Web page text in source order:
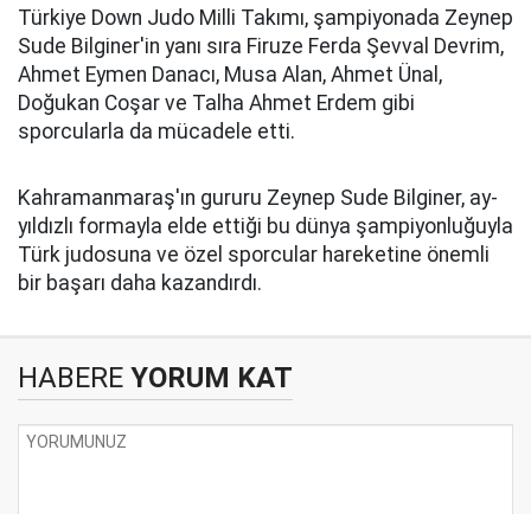
Türkiye Down Judo Milli Takımı, şampiyonada Zeynep
Sude Bilginer'in yanı sıra Firuze Ferda Şevval Devrim,
Ahmet Eymen Danacı, Musa Alan, Ahmet Ünal,
Doğukan Coşar ve Talha Ahmet Erdem gibi
sporcularla da mücadele etti.
Kahramanmaraş'ın gururu Zeynep Sude Bilginer, ay-
yıldızlı formayla elde ettiği bu dünya şampiyonluğuyla
Türk judosuna ve özel sporcular hareketine önemli
bir başarı daha kazandırdı.
HABERE YORUM KAT